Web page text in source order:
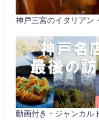
神戸三宮のイタリアン
動画付き・ジャンカル